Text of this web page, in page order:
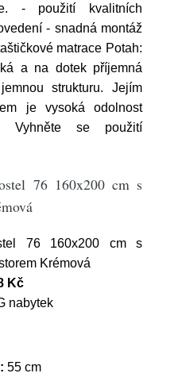
- použití kvalitních
- snadná montáž
matrace Potah:
a na dotek příjemná
strukturu. Jejím
je vysoká odolnost
Vyhněte se použití
76 160x200 cm s
76 160x200 cm s
Krémová
Kč
nabytek
55 cm